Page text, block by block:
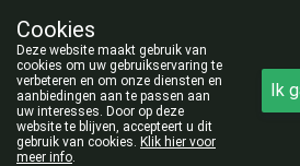
NIEUW ADRES!
011/42.25.56
Cookies
Deze website maakt gebruik van
cookies om uw gebruikservaring te
verbeteren en om onze diensten en
aanbiedingen aan te passen aan
uw interesses. Door op deze
website te blijven, accepteert u dit
gebruik van cookies. Klik hier voor
meer info.
Ik